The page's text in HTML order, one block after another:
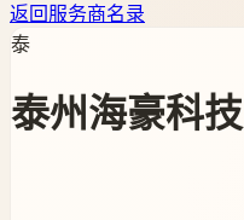
返回服务商名录
泰
泰州海豪科技